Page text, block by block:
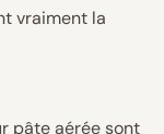
vraiment la
pâte aérée sont